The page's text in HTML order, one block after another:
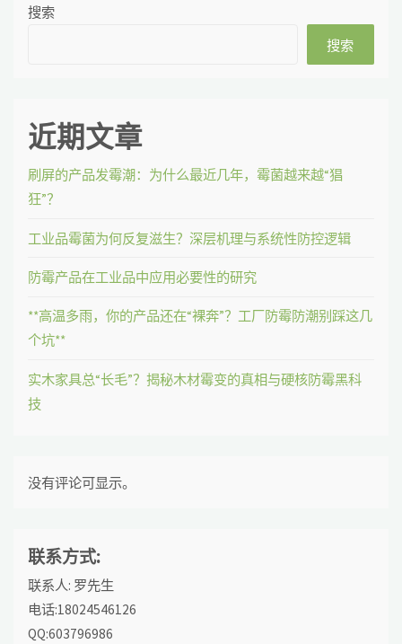
搜索
搜索
近期文章
刷屏的产品发霉潮：为什么最近几年，霉菌越来越“猖
狂”？
工业品霉菌为何反复滋生？深层机理与系统性防控逻辑
防霉产品在工业品中应用必要性的研究
**高温多雨，你的产品还在“裸奔”？工厂防霉防潮别踩这几
个坑**
实木家具总“长毛”？揭秘木材霉变的真相与硬核防霉黑科
技
没有评论可显示。
联系方式:
联系人: 罗先生
电话:18024546126
QQ:603796986